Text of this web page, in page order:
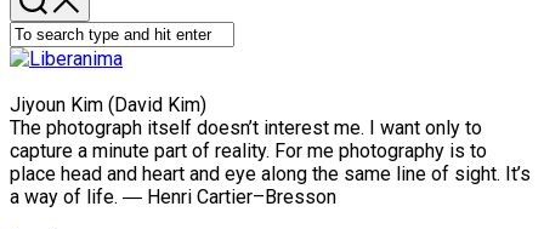
Jiyoun Kim (David Kim)
The photograph itself doesn’t interest me. I want only to
capture a minute part of reality. For me photography is to
place head and heart and eye along the same line of sight. It’s
a way of life. ― Henri Cartier–Bresson